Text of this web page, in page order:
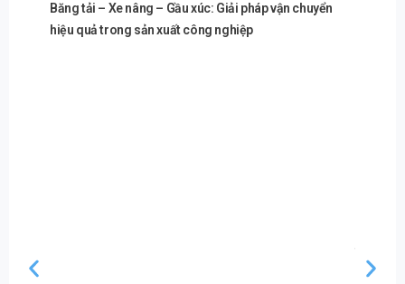
Băng tải – Xe nâng – Gầu xúc: Giải pháp vận chuyển
hiệu quả trong sản xuất công nghiệp